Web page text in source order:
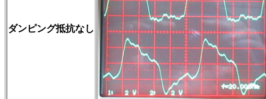
ダンピング抵抗なし